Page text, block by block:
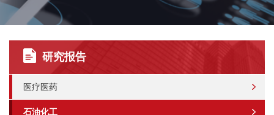
研究报告
医疗医药
石油化工